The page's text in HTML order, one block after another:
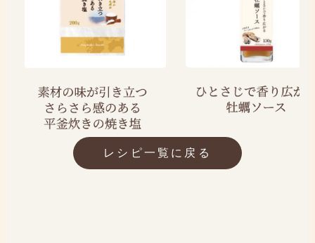
レシピ一覧に戻る